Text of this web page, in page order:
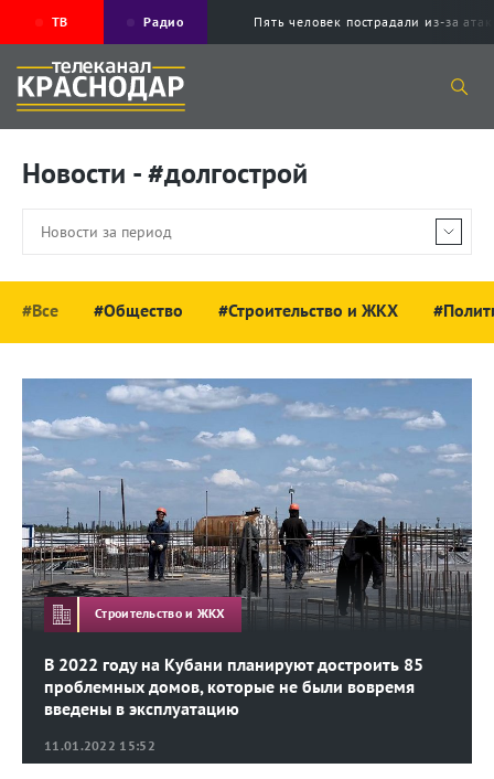
ТВ Радио Пять человек пострадали из-за
Новости - #долгострой
#Все #Общество #Строительство и ЖКХ
11.01.2022 15:52
В 2022 году на Кубани планируют достроить 85
проблемных домов, которые не были вовремя
введены в эксплуатацию
Строительство и ЖКХ